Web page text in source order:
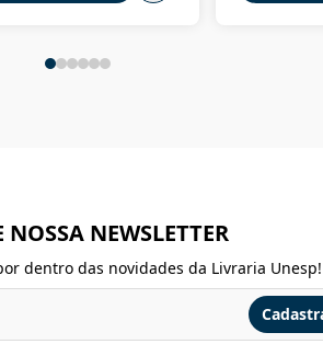
NOSSA NEWSLETTER
dentro das novidades da Livraria Unesp!